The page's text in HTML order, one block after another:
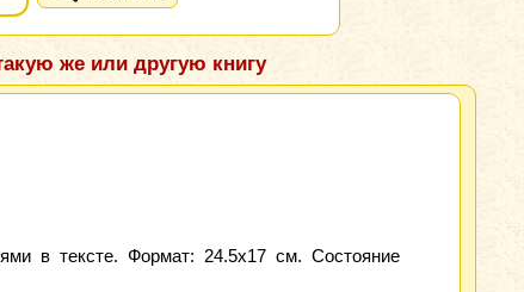
же или другую книгу
в тексте. Формат: 24.5x17 см. Состояние